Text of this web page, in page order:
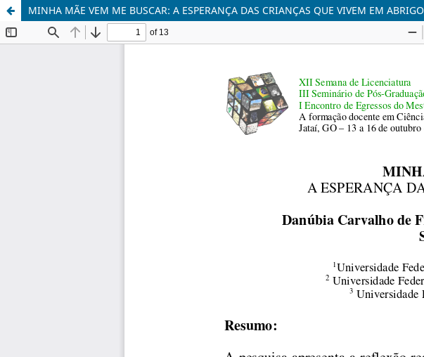
MINHA MÃE VEM ME BUSCAR: A ESPERANÇA DAS CRIANÇAS QUE VIVEM EM ABRIGO